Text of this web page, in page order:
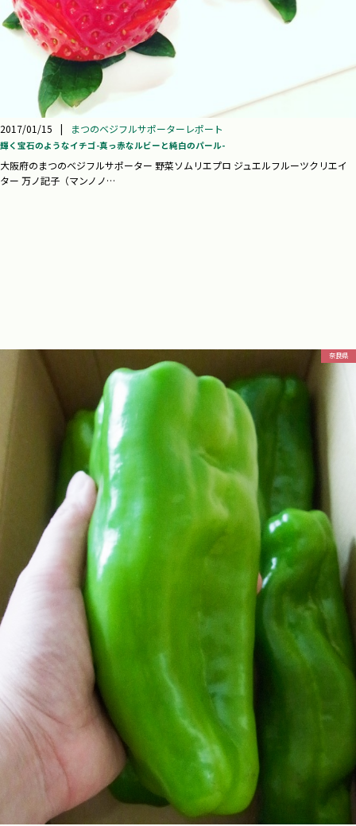
2017/01/15 | まつのベジフルサポーターレポート
輝く宝石のようなイチゴ-真っ赤なルビーと純白のパール-
大阪府のまつのベジフルサポーター 野菜ソムリエプロ ジュエルフルーツクリエイ
ター 万ノ記子（マンノノ…
奈良県